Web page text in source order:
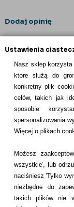
Ustawienia
Nasz sklep
które służą do
konkretny plik
celów, takich jak
sposobie
spersonalizowania
Więcej o plikach
Możesz
wszystkie', lub
naciśniesz 'Tylko
niezbędne do
takich plików nie
Dodaj opinię
Informacje
Dostawcy
Kontakt